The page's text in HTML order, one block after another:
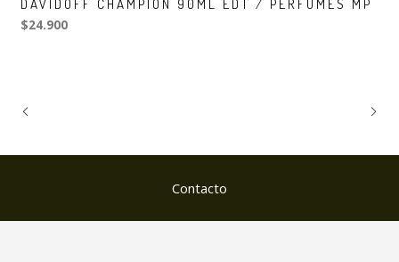
DAVIDOFF CHAMPION 90ML EDT / PERFUMES MP
$24.900
Contacto